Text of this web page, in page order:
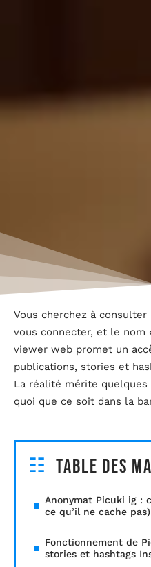
Vous cherchez à
vous connecter, et le nom
viewer web promet un
publications, stories et
La réalité mérite
quoi que ce soit dans la
Table des
Anonymat Picuki ig :
ce qu’il ne cache pas)
Fonctionnement de
stories et hashtags